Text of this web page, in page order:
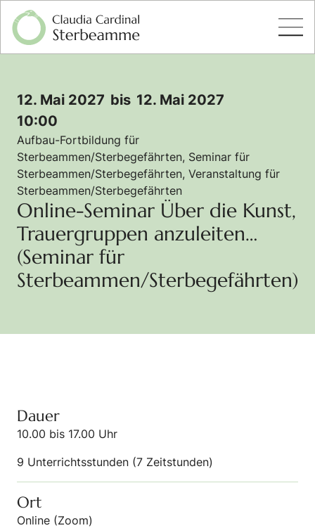
12. Mai 2027 bis 12. Mai 2027
10:00
Aufbau-Fortbildung für
Sterbeammen/Sterbegefährten, Seminar für
Sterbeammen/Sterbegefährten, Veranstaltung für
Sterbeammen/Sterbegefährten
Online-Seminar Über die Kunst,
Trauergruppen anzuleiten…
(Seminar für
Sterbeammen/Sterbegefährten)
Dauer
10.00 bis 17.00 Uhr
9 Unterrichtsstunden (7 Zeitstunden)
Ort
Online (Zoom)